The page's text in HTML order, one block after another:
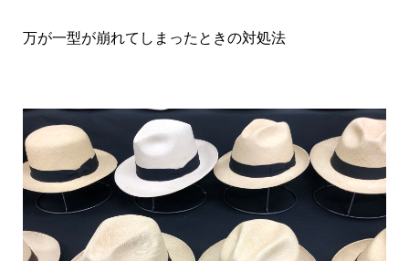
万が一型が崩れてしまったときの対処法